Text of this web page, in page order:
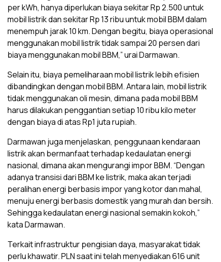
per kWh, hanya diperlukan biaya sekitar Rp 2.500 untuk
mobil listrik dan sekitar Rp 13 ribu untuk mobil BBM dalam
menempuh jarak 10 km. Dengan begitu, biaya operasional
menggunakan mobil listrik tidak sampai 20 persen dari
biaya menggunakan mobil BBM,” urai Darmawan.
Selain itu, biaya pemeliharaan mobil listrik lebih efisien
dibandingkan dengan mobil BBM. Antara lain, mobil listrik
tidak menggunakan oli mesin, dimana pada mobil BBM
harus dilakukan penggantian setiap 10 ribu kilo meter
dengan biaya di atas Rp1 juta rupiah.
Darmawan juga menjelaskan, penggunaan kendaraan
listrik akan bermanfaat terhadap kedaulatan energi
nasional, dimana akan mengurangi impor BBM. “Dengan
adanya transisi dari BBM ke listrik, maka akan terjadi
peralihan energi berbasis impor yang kotor dan mahal,
menuju energi berbasis domestik yang murah dan bersih.
Sehingga kedaulatan energi nasional semakin kokoh,”
kata Darmawan.
Terkait infrastruktur pengisian daya, masyarakat tidak
perlu khawatir. PLN saat ini telah menyediakan 616 unit